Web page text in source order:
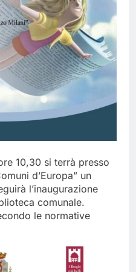
10,30 si terrà presso
d’Europa” un
l’inaugurazione
comunale.
le normative